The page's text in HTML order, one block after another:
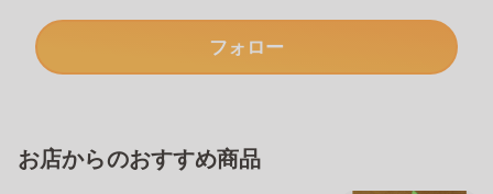
フォロー
お店からのおすすめ商品